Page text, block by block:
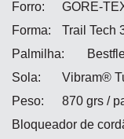
Forro:
GORE-
Forma:
Trail Tech
Palmilha:
Sola:
Vibram®
Peso:
870 grs /
Bloqueador de